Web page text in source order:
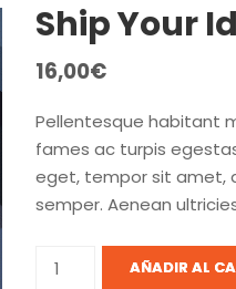
Ship Your
16,00€
Pellentesque habitant
fames ac turpis
eget, tempor sit amet,
semper. Aenean
Ship
AÑADIR AL